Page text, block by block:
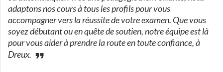
adaptons nos cours à tous les profils pour vous
accompagner vers la réussite de votre examen. Que vous
soyez débutant ou en quête de soutien, notre équipe est là
pour vous aider à prendre la route en toute confiance, à
Dreux.